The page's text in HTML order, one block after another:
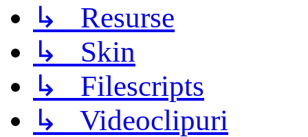
↳ Resurse
↳ Skin
↳ Filescripts
↳ Videoclipuri